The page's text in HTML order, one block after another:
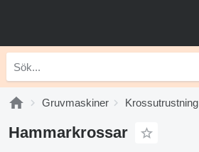
Gruvmaskiner Krossutrustning
Hammarkrossar